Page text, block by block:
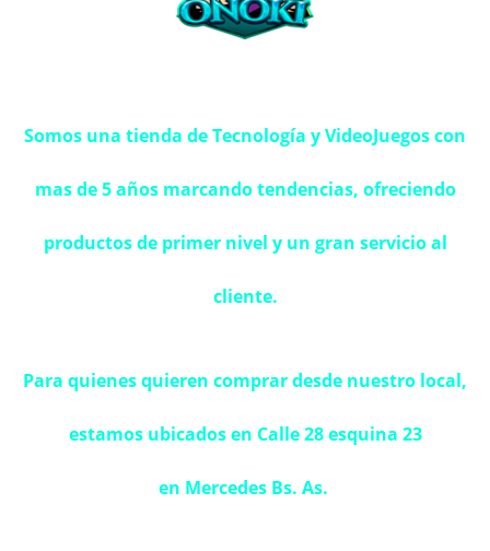
Somos una tienda de Tecnología y VideoJuegos con
mas de 5 años marcando tendencias, ofreciendo
productos de primer nivel y un gran servicio al
cliente.
Para quienes quieren comprar desde nuestro local,
estamos ubicados en Calle 28 esquina 23
en Mercedes Bs. As.